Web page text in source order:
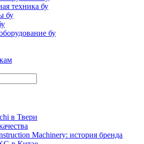
техника бу
бу
бу
в Твери
Machinery: история бренда